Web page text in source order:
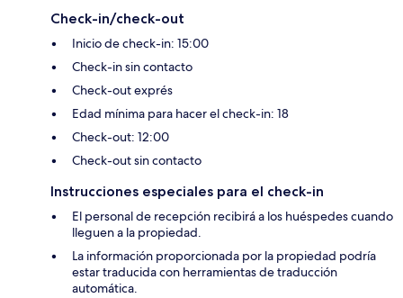
Check-in/check-out
Inicio de check-in: 15:00
Check-in sin contacto
Check-out exprés
Edad mínima para hacer el check-in: 18
Check-out: 12:00
Check-out sin contacto
Instrucciones especiales para el check-in
El personal de recepción recibirá a los huéspedes cuando
lleguen a la propiedad.
La información proporcionada por la propiedad podría
estar traducida con herramientas de traducción
automática.